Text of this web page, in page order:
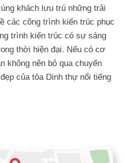
khách lưu trú những trải
các công trình kiến trúc phục
trình kiến trúc có sự sáng
thời hiện đại. Nếu có cơ
không nên bỏ qua chuyến
của tòa Dinh thự nổi tiếng